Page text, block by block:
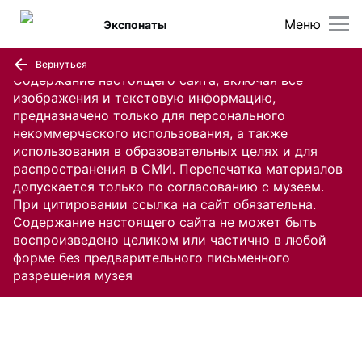
Содержание настоящего сайта, включая все
изображения и текстовую информацию,
предназначено только для персонального
некоммерческого использования, а также
использования в образовательных целях и для
распространения в СМИ. Перепечатка материалов
допускается только по согласованию с музеем.
При цитировании ссылка на сайт обязательна.
Содержание настоящего сайта не может быть
воспроизведено целиком или частично в любой
форме без предварительного письменного
разрешения музея
Меню
Экспонаты
Вернуться